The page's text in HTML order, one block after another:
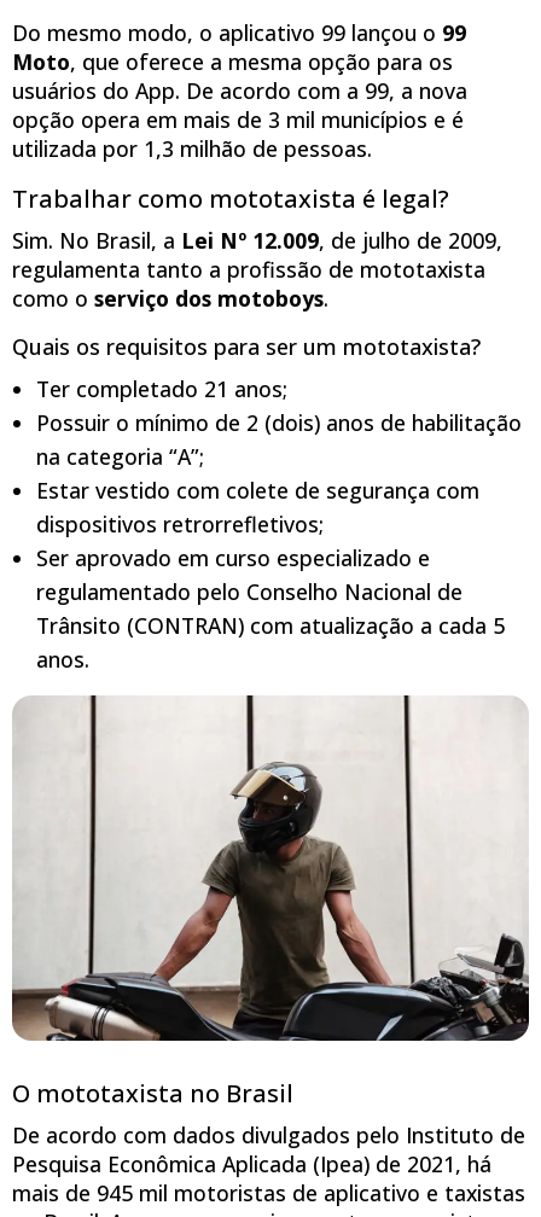
Do mesmo modo, o aplicativo 99 lançou o 99
Moto, que oferece a mesma opção para os
usuários do App. De acordo com a 99, a nova
opção opera em mais de 3 mil municípios e é
utilizada por 1,3 milhão de pessoas.
Trabalhar como mototaxista é legal?
Sim. No Brasil, a Lei Nº 12.009, de julho de 2009,
regulamenta tanto a profissão de mototaxista
como o serviço dos motoboys.
Quais os requisitos para ser um mototaxista?
Ter completado 21 anos;
Possuir o mínimo de 2 (dois) anos de habilitação
na categoria “A”;
Estar vestido com colete de segurança com
dispositivos retrorrefletivos;
Ser aprovado em curso especializado e
regulamentado pelo Conselho Nacional de
Trânsito (CONTRAN) com atualização a cada 5
anos.
O mototaxista no Brasil
De acordo com dados divulgados pelo Instituto de
Pesquisa Econômica Aplicada (Ipea) de 2021, há
mais de 945 mil motoristas de aplicativo e taxistas